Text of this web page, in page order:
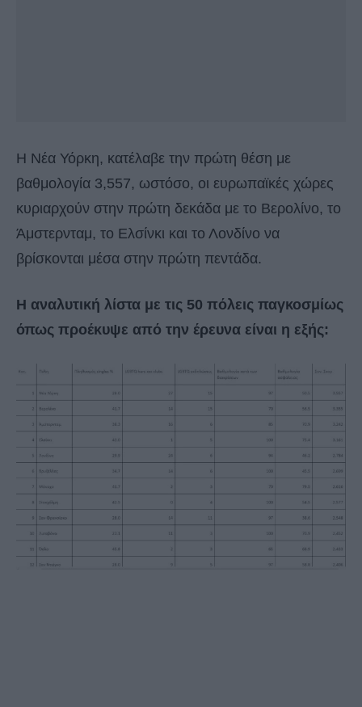
Η Νέα Υόρκη, κατέλαβε την πρώτη θέση με
βαθμολογία 3,557, ωστόσο, οι ευρωπαϊκές χώρες
κυριαρχούν στην πρώτη δεκάδα με το Βερολίνο, το
Άμστερνταμ, το Ελσίνκι και το Λονδίνο να
βρίσκονται μέσα στην πρώτη πεντάδα.
Η αναλυτική λίστα με τις 50 πόλεις παγκοσμίως
όπως προέκυψε από την έρευνα είναι η εξής: